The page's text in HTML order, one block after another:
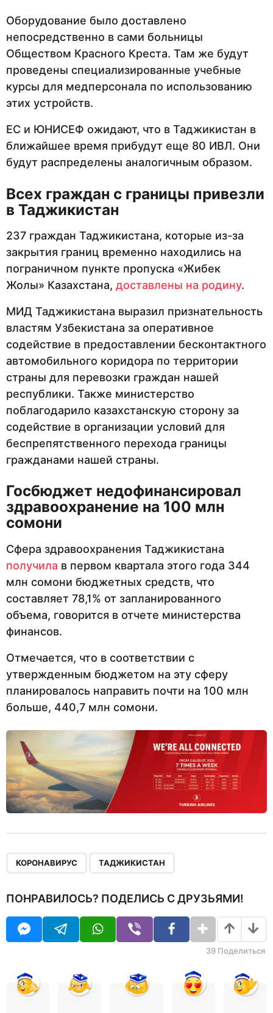
Оборудование было доставлено
непосредственно в сами больницы
Обществом Красного Креста. Там же будут
проведены специализированные учебные
курсы для медперсонала по использованию
этих устройств.
ЕС и ЮНИСЕФ ожидают, что в Таджикистан в
ближайшее время прибудут еще 80 ИВЛ. Они
будут распределены аналогичным образом.
Всех граждан с границы привезли
в Таджикистан
237 граждан Таджикистана, которые из-за
закрытия границ временно находились на
пограничном пункте пропуска «Жибек
Жолы» Казахстана, доставлены на родину.
МИД Таджикистана выразил признательность
властям Узбекистана за оперативное
содействие в предоставлении бесконтактного
автомобильного коридора по территории
страны для перевозки граждан нашей
республики. Также министерство
поблагодарило казахстанскую сторону за
содействие в организации условий для
беспрепятственного перехода границы
гражданами нашей страны.
Госбюджет недофинансировал
здравоохранение на 100 млн
сомони
Сфера здравоохранения Таджикистана
получила в первом квартала этого года 344
млн сомони бюджетных средств, что
составляет 78,1% от запланированного
объема, говорится в отчете министерства
финансов.
Отмечается, что в соответствии с
утвержденным бюджетом на эту сферу
планировалось направить почти на 100 млн
больше, 440,7 млн сомони.
КОРОНАВИРУС ТАДЖИКИСТАН
ПОНРАВИЛОСЬ? ПОДЕЛИСЬ С ДРУЗЬЯМИ!
39 Поделиться